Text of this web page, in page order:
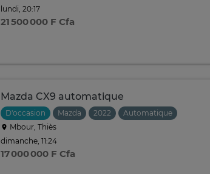
lundi, 20:17
21 500 000 F Cfa
Mazda CX9 automatique
D'occasion Mazda 2022
Automatique
Mbour, Thiès
dimanche, 11:24
17 000 000 F Cfa